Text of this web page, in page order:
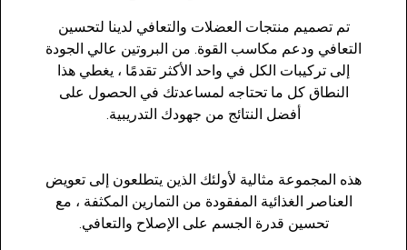
تم تصميم منتجات العضلات والتعافي لدينا لتحسين
التعافي ودعم مكاسب القوة. من البروتين عالي الجودة
إلى تركيبات الكل في واحد الأكثر تقدمًا ، يغطي هذا
النطاق كل ما تحتاجه لمساعدتك في الحصول على
أفضل النتائج من جهودك التدريبية.
هذه المجموعة مثالية لأولئك الذين يتطلعون إلى تعويض
العناصر الغذائية المفقودة من التمارين المكثفة ، مع
تحسين قدرة الجسم على الإصلاح والتعافي.